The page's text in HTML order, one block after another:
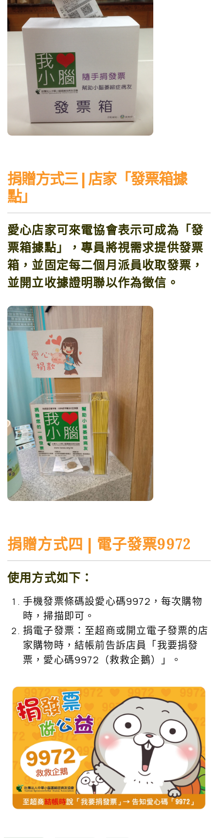
捐贈方式三 | 店家「發票箱據
點」
愛心店家可來電協會表示可成為「發
票箱據點」，專員將視需求提供發票
箱，並固定每二個月派員收取發票，
並開立收據證明聯以作為徵信。
捐贈方式四 | 電子發票9972
使用方式如下：
手機發票條碼設愛心碼9972，每次購物
時，掃描即可。
捐電子發票：至超商或開立電子發票的店
家購物時，結帳前告訴店員「我要捐發
票，愛心碼9972（救救企鵝）」。